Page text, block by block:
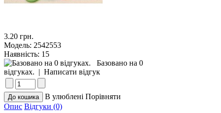
3.20 грн.
Модель: 2542553
Наявність: 15
Базовано на 0
відгуках. | Написати відгук
В улюблені Порівняти
Опис Відгуки (0)